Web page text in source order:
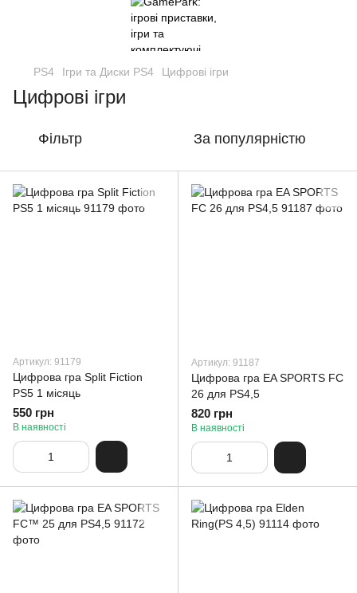
PS4 Ігри та Диски PS4 Цифрові ігри
Цифрові ігри
Фільтр За популярністю
Артикул: 91179
Цифрова гра Split Fiction
PS5 1 місяць
550 грн
В наявності
Артикул: 91187
Цифрова гра EA SPORTS FC
26 для PS4,5
820 грн
В наявності